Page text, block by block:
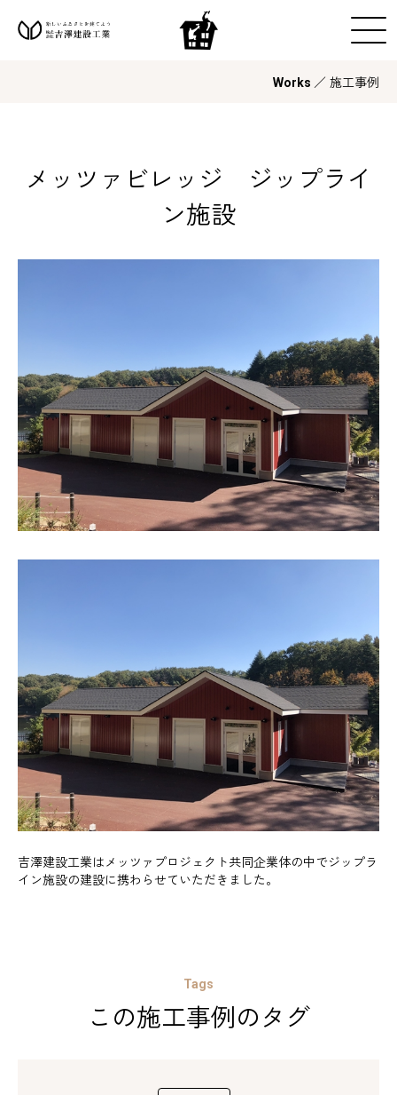
Works ／ 施工事例
メッツァビレッジ ジップライ
ン施設
吉澤建設工業はメッツァプロジェクト共同企業体の中でジップラ
イン施設の建設に携わらせていただきました。
Tags
この施工事例のタグ